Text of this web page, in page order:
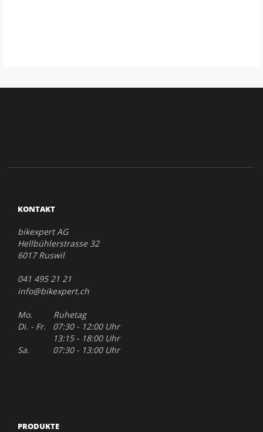
KONTAKT
bikexpert AG
Hellbühlerstrasse 32
6017 Ruswil
041 495 21 21
info@bikexpert.ch
Mo. Ruhetag
Di. - Fr. 07:30 - 12:00 Uhr
13:15 - 18:00 Uhr
Sa. 07:30 - 13:00 Uhr
PRODUKTE